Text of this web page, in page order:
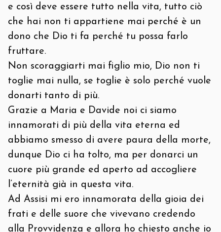
e così deve essere tutto nella vita, tutto ciò
che hai non ti appartiene mai perché è un
dono che Dio ti fa perché tu possa farlo
fruttare.
Non scoraggiarti mai figlio mio, Dio non ti
toglie mai nulla, se toglie è solo perché vuole
donarti tanto di più.
Grazie a Maria e Davide noi ci siamo
innamorati di più della vita eterna ed
abbiamo smesso di avere paura della morte,
dunque Dio ci ha tolto, ma per donarci un
cuore più grande ed aperto ad accogliere
l’eternità già in questa vita.
Ad Assisi mi ero innamorata della gioia dei
frati e delle suore che vivevano credendo
alla Provvidenza e allora ho chiesto anche io